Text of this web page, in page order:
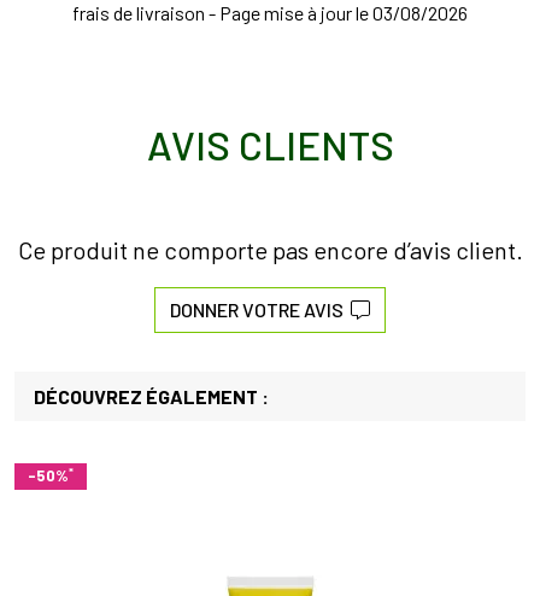
frais de livraison - Page mise à jour le 03/08/2026
AVIS CLIENTS
Ce produit ne comporte pas encore d’avis client.
DONNER VOTRE AVIS
DÉCOUVREZ ÉGALEMENT :
-50%*